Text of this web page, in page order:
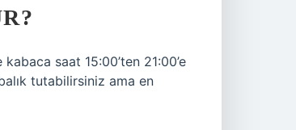
saat 15:00’ten 21:00’e
tutabilirsiniz ama en